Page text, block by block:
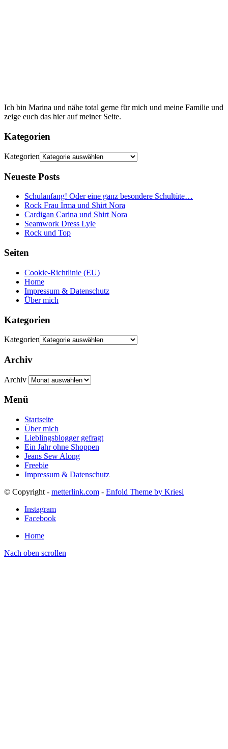
Ich bin Marina und nähe total gerne für mich und meine Familie und
zeige euch das hier auf meiner Seite.
Kategorien
Kategorien
Neueste Posts
Schulanfang! Oder eine ganz besondere Schultüte…
Rock Frau Irma und Shirt Nora
Cardigan Carina und Shirt Nora
Seamwork Dress Lyle
Rock und Top
Seiten
Cookie-Richtlinie (EU)
Home
Impressum & Datenschutz
Über mich
Kategorien
Kategorien
Archiv
Archiv
Menü
Startseite
Über mich
Lieblingsblogger gefragt
Ein Jahr ohne Shoppen
Jeans Sew Along
Freebie
Impressum & Datenschutz
© Copyright - metterlink.com - Enfold Theme by Kriesi
Instagram
Facebook
Home
Nach oben scrollen